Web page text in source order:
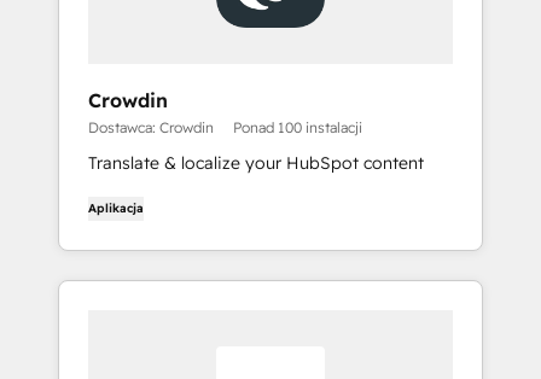
Crowdin
Dostawca: Crowdin Ponad 100 instalacji
Translate & localize your HubSpot content
Aplikacja